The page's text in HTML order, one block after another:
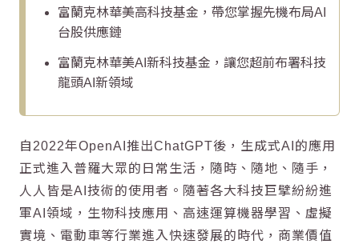
富蘭克林華美高科技基金，帶您掌握先機布局AI
台股供應鏈
富蘭克林華美AI新科技基金，讓您超前布署科技
龍頭AI新領域
自2022年OpenAI推出ChatGPT後，生成式AI的應用
正式進入普羅大眾的日常生活，隨時、隨地、隨手，
人人皆是AI技術的使用者。隨著各大科技巨擘紛紛進
軍AI領域，生物科技應用、高速運算機器學習、虛擬
實境、電動車等行業進入快速發展的時代，商業價值